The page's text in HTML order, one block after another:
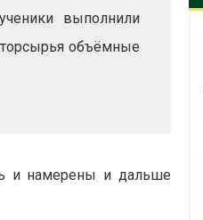
выполнили
объёмные
и намерены и дальше